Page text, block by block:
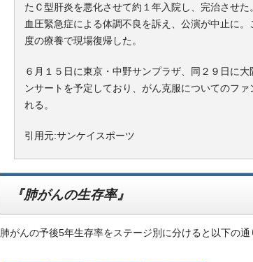
たＣ型肝炎を悪化させて約１年入院し、完治させた
血圧緊急症による体調不良を訴え、公演が中止に
度の療養で現場復帰した。
６月１５日に東京・中野サンプラザ、同２９日に大
ンサートを予定しており、がん克服についてのファ
れる。
引用元:サンケイスポーツ
『肺がんの生存率』
肺がんの予後5年生存率をステージ別に分けると以下の通